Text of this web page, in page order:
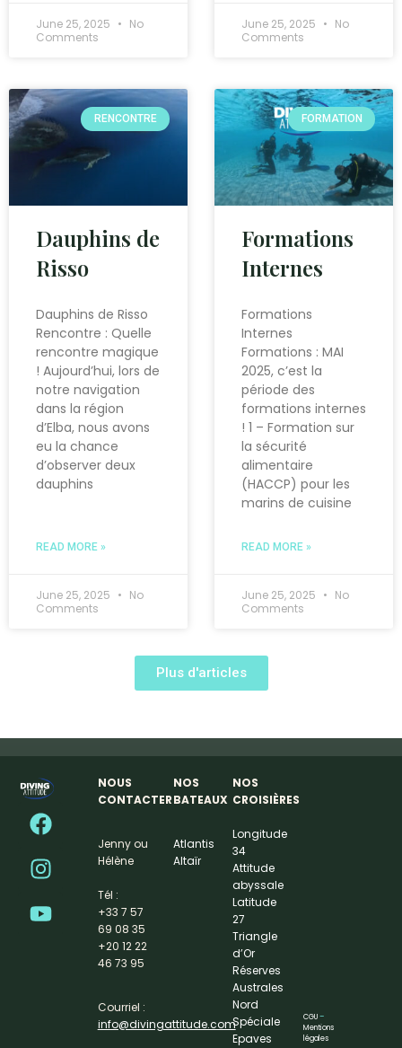
June 25, 2025
No
Comments
June 25, 2025
No
Comments
RENCONTRE
Dauphins de
Risso
Dauphins de Risso
Rencontre : Quelle
rencontre magique
! Aujourd’hui, lors de
notre navigation
dans la région
d’Elba, nous avons
eu la chance
d’observer deux
dauphins
READ MORE »
June 25, 2025
No
Comments
FORMATION
Formations
Internes
Formations
Internes
Formations : MAI
2025, c’est la
période des
formations internes
! 1 – Formation sur
la sécurité
alimentaire
(HACCP) pour les
marins de cuisine
READ MORE »
June 25, 2025
No
Comments
Plus d'articles
NOUS
CONTACTER
Jenny ou
Hélène
Tél :
+33 7 57
69 08 35
+20 12 22
46 73 95
Courriel :
info@divingattitude.com
NOS
BATEAUX
Atlantis
Altaïr
NOS
CROISIÈRES
Longitude
34
Attitude
abyssale
Latitude
27
Triangle
d’Or
Réserves
Australes
Nord
Spéciale
Epaves
CGU–
Mentions
légales